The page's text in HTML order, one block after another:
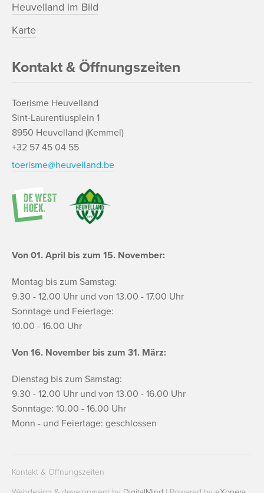
Heuvelland im Bild
Karte
Kontakt & Öffnungszeiten
Toerisme Heuvelland
Sint-Laurentiusplein 1
8950 Heuvelland (Kemmel)
+32 57 45 04 55
toerisme@heuvelland.be
Von 01. April bis zum 15. November:
Montag bis zum Samstag:
9.30 - 12.00 Uhr und von 13.00 - 17.00 Uhr
Sonntage und Feiertage:
10.00 - 16.00 Uhr
Von 16. November bis zum 31. März:
Dienstag bis zum Samstag:
9.30 - 12.00 Uhr und von 13.00 - 16.00 Uhr
Sonntage: 10.00 - 16.00 Uhr
Monn - und Feiertage: geschlossen
Kontakt & Öffnungszeiten